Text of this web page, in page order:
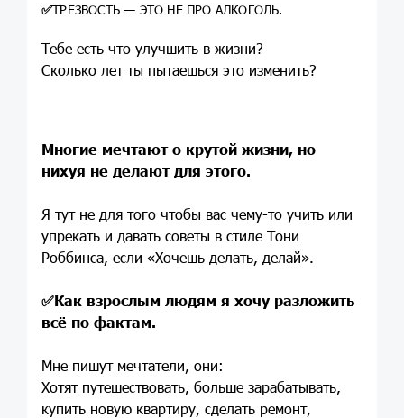
✅ТРЕЗВОСТЬ — ЭТО НЕ ПРО АЛКОГОЛЬ.
Тебе есть что улучшить в жизни?
Сколько лет ты пытаешься это изменить?
Многие мечтают о крутой жизни, но
нихуя не делают для этого.
Я тут не для того чтобы вас чему-то учить или
упрекать и давать советы в стиле Тони
Роббинса, если «Хочешь делать, делай».
✅Как взрослым людям я хочу разложить
всё по фактам.
Мне пишут мечтатели, они:
Хотят путешествовать, больше зарабатывать,
купить новую квартиру, сделать ремонт,